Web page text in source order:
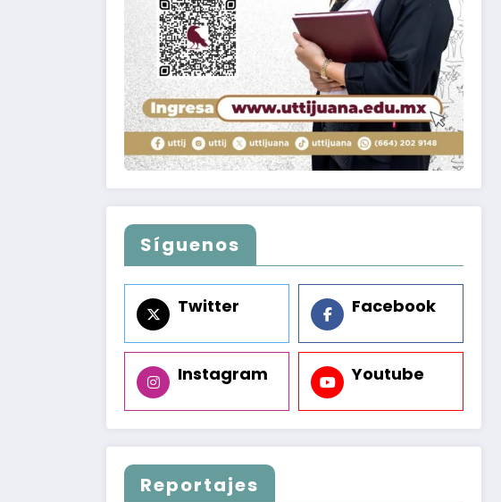
Síguenos
Twitter Facebook
Instagram Youtube
Reportajes